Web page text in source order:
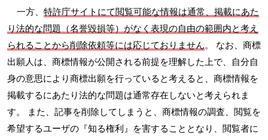
一方、 特許庁サイトにて閲覧可能な情報は通常、掲載にあた
り法的な問題（名誉毀損等）がなく表現の自由の範囲内と考え
られることから削除依頼等には応じておりません。 なお、商標
出願人は、商標情報が公開される前提を理解した上で、自分自
身の意思により商標出願を行っていると考えると、商標情報を
掲載するにあたり法的な問題は通常存在しないと考えられま
す。 また、記事を削除してしまうと、商標情報の調査、閲覧を
希望するユーザの『知る権利』を害することとなり、閲覧者に